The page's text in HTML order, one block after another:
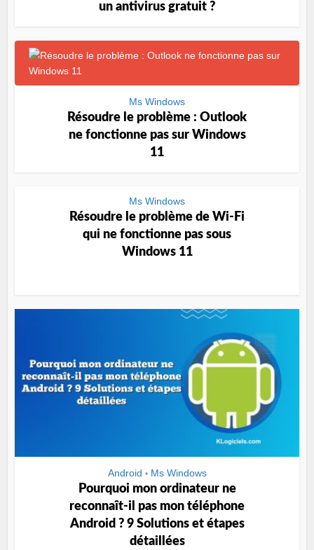
un antivirus gratuit ?
Ms Windows
Résoudre le problème : Outlook
ne fonctionne pas sur Windows
11
Ms Windows
Résoudre le problème de Wi-Fi
qui ne fonctionne pas sous
Windows 11
Android • Ms Windows
Pourquoi mon ordinateur ne
reconnaît-il pas mon téléphone
Android ? 9 Solutions et étapes
détaillées